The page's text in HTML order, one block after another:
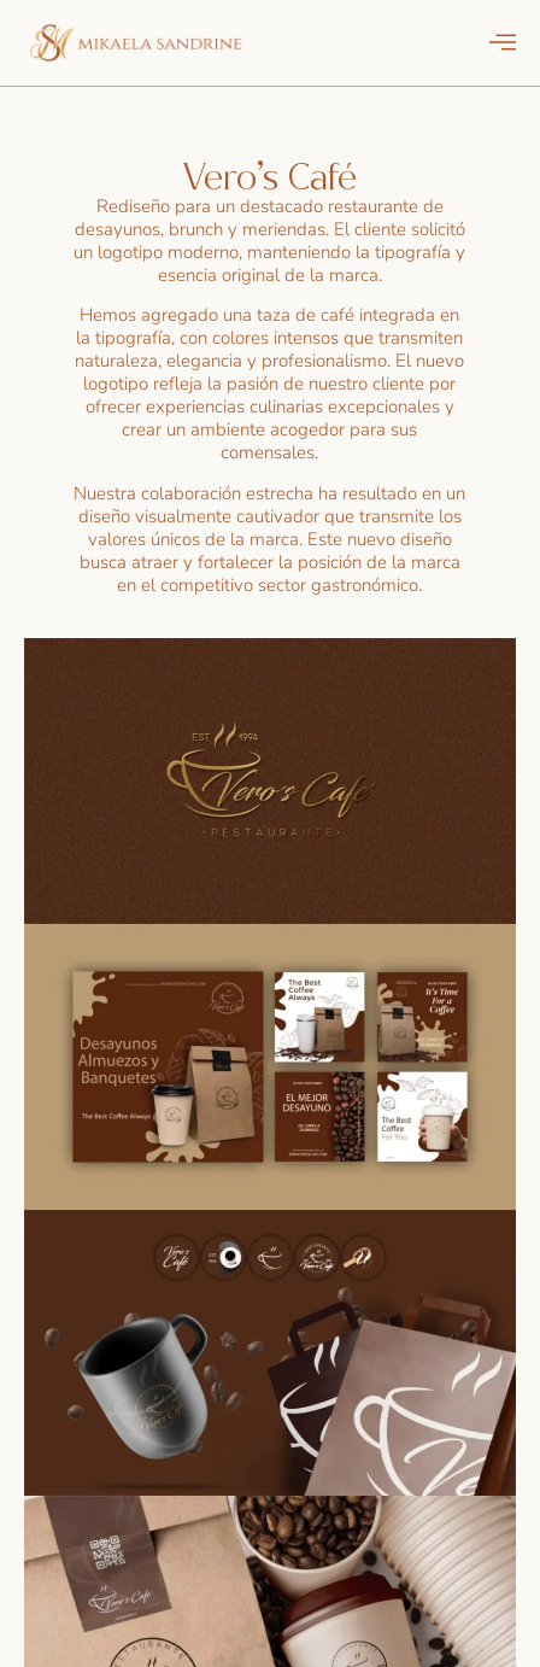
Vero’s Café
Rediseño para un destacado restaurante de
desayunos, brunch y meriendas. El cliente solicitó
un logotipo moderno, manteniendo la tipografía y
esencia original de la marca.
Hemos agregado una taza de café integrada en
la tipografía, con colores intensos que transmiten
naturaleza, elegancia y profesionalismo. El nuevo
logotipo refleja la pasión de nuestro cliente por
ofrecer experiencias culinarias excepcionales y
crear un ambiente acogedor para sus
comensales.
Nuestra colaboración estrecha ha resultado en un
diseño visualmente cautivador que transmite los
valores únicos de la marca. Este nuevo diseño
busca atraer y fortalecer la posición de la marca
en el competitivo sector gastronómico.